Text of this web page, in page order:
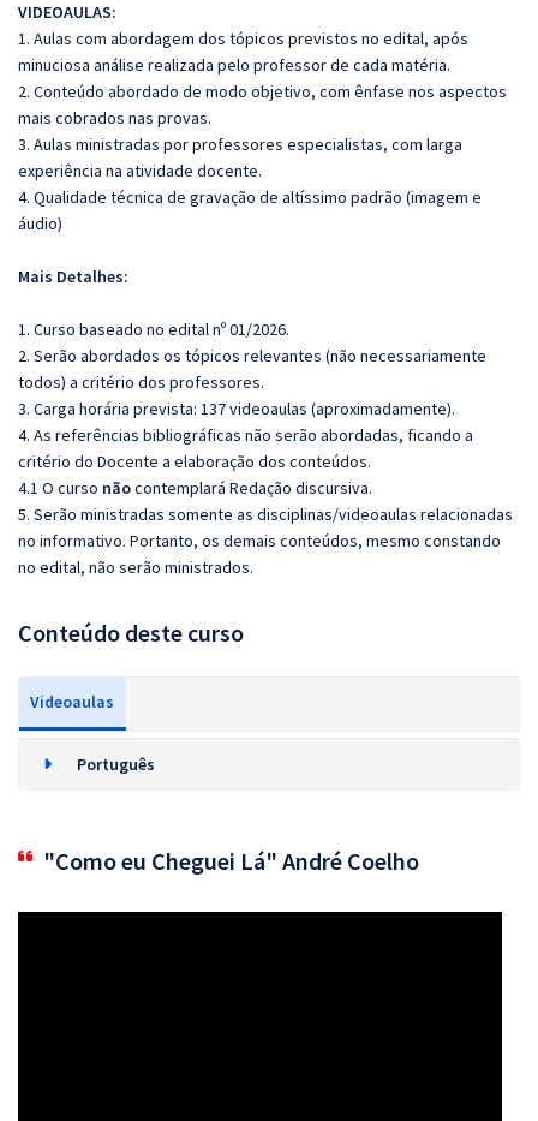
VIDEOAULAS:
1. Aulas com abordagem dos tópicos previstos no edital, após
minuciosa análise realizada pelo professor de cada matéria.
2. Conteúdo abordado de modo objetivo, com ênfase nos aspectos
mais cobrados nas provas.
3. Aulas ministradas por professores especialistas, com larga
experiência na atividade docente.
4. Qualidade técnica de gravação de altíssimo padrão (imagem e
áudio)
Mais Detalhes:
1. Curso baseado no edital nº 01/2026.
2. Serão abordados os tópicos relevantes (não necessariamente
todos) a critério dos professores.
3. Carga horária prevista: 137 videoaulas (aproximadamente).
4. As referências bibliográficas não serão abordadas, ficando a
critério do Docente a elaboração dos conteúdos.
4.1 O curso nãocontemplará Redação discursiva.
5. Serão ministradas somente as disciplinas/videoaulas relacionadas
no informativo. Portanto, os demais conteúdos, mesmo constando
no edital, não serão ministrados.
Conteúdo deste curso
Videoaulas
Português
"Como eu Cheguei Lá" André Coelho